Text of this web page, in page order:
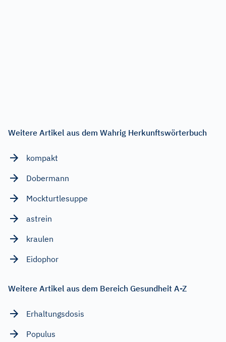
Weitere Artikel aus dem Wahrig Herkunftswörterbuch
kompakt
Dobermann
Mockturtlesuppe
astrein
kraulen
Eidophor
Weitere Artikel aus dem Bereich Gesundheit A-Z
Erhaltungsdosis
Populus